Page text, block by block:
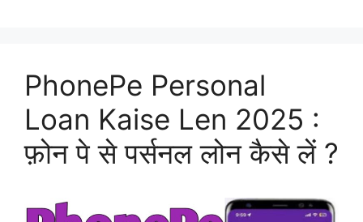
PhonePe Personal
Loan Kaise Len 2025 :
फ़ोन पे से पर्सनल लोन कैसे लें ?